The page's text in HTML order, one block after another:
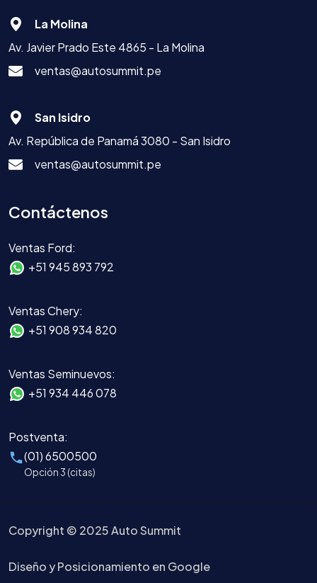
La Molina
Av. Javier Prado Este 4865 - La Molina
ventas@autosummit.pe
San Isidro
Av. República de Panamá 3080 - San Isidro
ventas@autosummit.pe
Contáctenos
Ventas Ford:
+51 945 893 792
Ventas Chery:
+51 908 934 820
Ventas Seminuevos:
+51 934 446 078
Postventa:
(01) 6500500
Opción 3 (citas)
Copyright © 2025 Auto Summit
Diseño y Posicionamiento en Google